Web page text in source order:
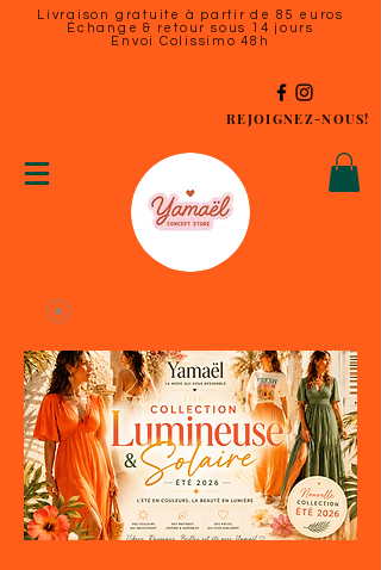
Livraison gratuite à partir de 85 euros
Échange & retour sous 14 jours
Envoi Colissimo 48h
REJOIGNEZ-NOUS!